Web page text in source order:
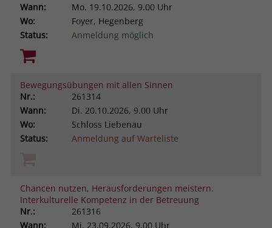
Wann:
Mo. 19.10.2026, 9.00 Uhr
Wo:
Foyer, Hegenberg
Status:
Anmeldung möglich
Bewegungsübungen mit allen Sinnen
Nr.:
261314
Wann:
Di. 20.10.2026, 9.00 Uhr
Wo:
Schloss Liebenau
Status:
Anmeldung auf Warteliste
Chancen nutzen, Herausforderungen meistern.
Interkulturelle Kompetenz in der Betreuung
Nr.:
261316
Wann:
Mi. 23.09.2026, 9.00 Uhr